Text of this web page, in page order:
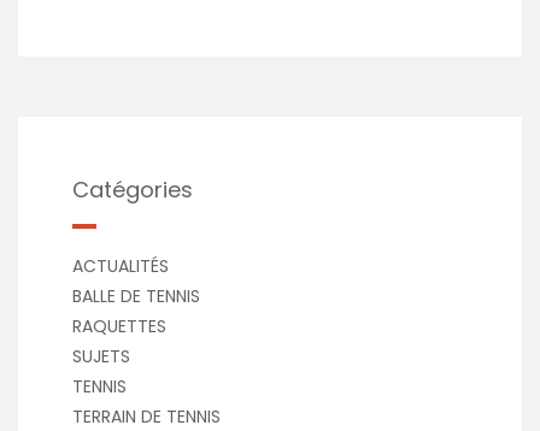
Catégories
ACTUALITÉS
BALLE DE TENNIS
RAQUETTES
SUJETS
TENNIS
TERRAIN DE TENNIS